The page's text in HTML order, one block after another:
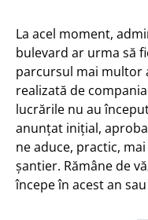
La acel moment,
bulevard ar urma să
parcursul mai multor
realizată de
lucrările nu au
anunțat inițial,
ne aduce, practic,
șantier. Rămâne de
începe în acest an